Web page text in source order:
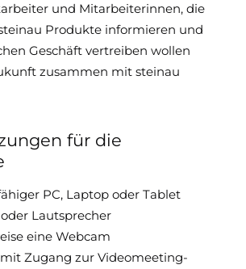
und Mitarbeiterinnen, die
Produkte informieren und
Geschäft vertreiben wollen
zusammen mit steinau
für die
PC, Laptop oder Tablet
Lautsprecher
eine Webcam
Zugang zur Videomeeting-